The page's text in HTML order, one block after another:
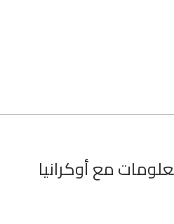
مع أوكرانيا